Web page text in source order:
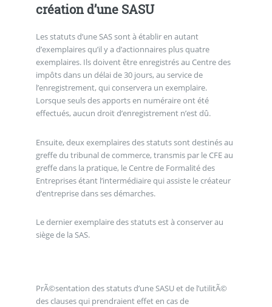
création d’une SASU
Les statuts d’une SAS sont à établir en autant
d’exemplaires qu’il y a d’actionnaires plus quatre
exemplaires. Ils doivent être enregistrés au Centre des
impôts dans un délai de 30 jours, au service de
l’enregistrement, qui conservera un exemplaire.
Lorsque seuls des apports en numéraire ont été
effectués, aucun droit d’enregistrement n’est dû.
Ensuite, deux exemplaires des statuts sont destinés au
greffe du tribunal de commerce, transmis par le CFE au
greffe dans la pratique, le Centre de Formalité des
Entreprises étant l’intermédiaire qui assiste le créateur
d’entreprise dans ses démarches.
Le dernier exemplaire des statuts est à conserver au
siège de la SAS.
PrÃ©sentation des statuts d’une SASU et de l’utilitÃ©
des clauses qui prendraient effet en cas de